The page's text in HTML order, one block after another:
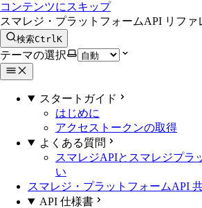
コンテンツにスキップ
スマレジ・プラットフォームAPI リファ
検索CtrlK
テーマの選択
スタートガイド
はじめに
アクセストークンの取得
よくある質問
スマレジAPIとスマレジプラ
い
スマレジ・プラットフォームAPI
API 仕様書